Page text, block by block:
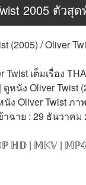
2005 ตัวสุ
(2005) / Oliver
Twist เต็มเรื่อง
หนัง Oliver Twist
นัง Oliver Twist
าฉาย : 29 ธันวาคม
ℍ𝔻 | 𝕄𝕂𝕍 |